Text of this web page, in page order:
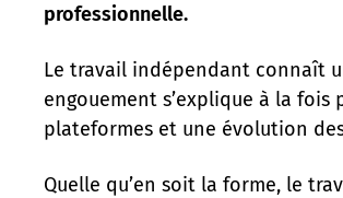
professionnelle.
Le travail indépendant connaît
engouement s’explique à la
plateformes et une évolution
Quelle qu’en soit la forme, le